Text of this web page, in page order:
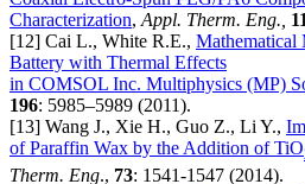
Characterization,Appl. Therm. Eng.,
[12] Cai L., White R.E.,
Battery with Thermal Effects
in COMSOL Inc. Multiphysics (MP)
196: 5985–5989 (2011).
[13] Wang J., Xie H., Guo Z., Li Y.,
of Paraffin Wax by the Addition of TiO
Therm. Eng., 73: 1541-1547 (2014).